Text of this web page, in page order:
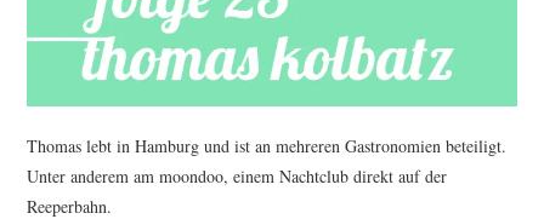
Thomas lebt in Hamburg und ist an mehreren Gastronomien beteiligt.
Unter anderem am moondoo, einem Nachtclub direkt auf der
Reeperbahn.